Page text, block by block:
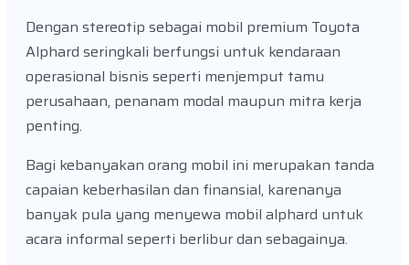
Dengan stereotip sebagai mobil premium Toyota
Alphard seringkali berfungsi untuk kendaraan
operasional bisnis seperti menjemput tamu
perusahaan, penanam modal maupun mitra kerja
penting.
Bagi kebanyakan orang mobil ini merupakan tanda
capaian keberhasilan dan finansial, karenanya
banyak pula yang menyewa mobil alphard untuk
acara informal seperti berlibur dan sebagainya.